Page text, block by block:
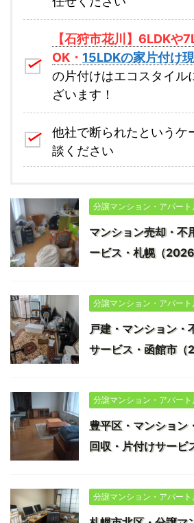
【石狩市花川】6LDKや
OK・ 15LDKの家片付け
の片付けはエコスタイル
ざいます！
他社で断られたというケ
談ください
分譲マンション・アパー
マンション売却・不
ービス・札幌（2026
分譲マンション・アパー
戸建・マンション・
サービス・函館市（
分譲マンション・アパー
豊平区・マンション
回収・片付けサービ
分譲マンション・アパー